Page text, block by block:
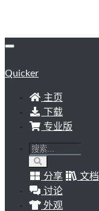
Quicker
主页
下载
专业版
分享
文档
讨论
外观